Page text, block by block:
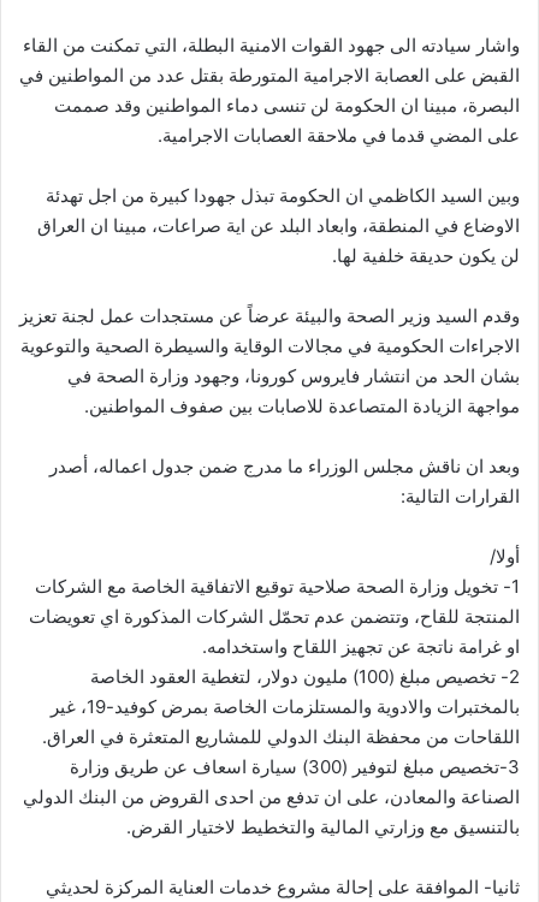
واشار سيادته الى جهود القوات الامنية البطلة، التي تمكنت من القاء
القبض على العصابة الاجرامية المتورطة بقتل عدد من المواطنين في
البصرة، مبينا ان الحكومة لن تنسى دماء المواطنين وقد صممت
على المضي قدما في ملاحقة العصابات الاجرامية.
وبين السيد الكاظمي ان الحكومة تبذل جهودا كبيرة من اجل تهدئة
الاوضاع في المنطقة، وابعاد البلد عن اية صراعات، مبينا ان العراق
لن يكون حديقة خلفية لها.
وقدم السيد وزير الصحة والبيئة عرضاً عن مستجدات عمل لجنة تعزيز
الاجراءات الحكومية في مجالات الوقاية والسيطرة الصحية والتوعوية
بشان الحد من انتشار فايروس كورونا، وجهود وزارة الصحة في
مواجهة الزيادة المتصاعدة للاصابات بين صفوف المواطنين.
وبعد ان ناقش مجلس الوزراء ما مدرج ضمن جدول اعماله، أصدر
القرارات التالية:
أولا/
1- تخويل وزارة الصحة صلاحية توقيع الاتفاقية الخاصة مع الشركات
المنتجة للقاح، وتتضمن عدم تحمّل الشركات المذكورة اي تعويضات
او غرامة ناتجة عن تجهيز اللقاح واستخدامه.
2- تخصيص مبلغ (100) مليون دولار، لتغطية العقود الخاصة
بالمختبرات والادوية والمستلزمات الخاصة بمرض كوفيد-19، غير
اللقاحات من محفظة البنك الدولي للمشاريع المتعثرة في العراق.
3-تخصيص مبلغ لتوفير (300) سيارة اسعاف عن طريق وزارة
الصناعة والمعادن، على ان تدفع من احدى القروض من البنك الدولي
بالتنسيق مع وزارتي المالية والتخطيط لاختيار القرض.
ثانيا- الموافقة على إحالة مشروع خدمات العناية المركزة لحديثي